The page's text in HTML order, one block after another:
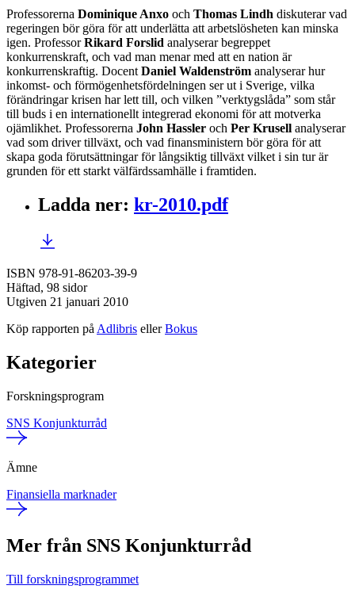
Professorerna Dominique Anxo och Thomas Lindh diskuterar vad
regeringen bör göra för att underlätta att arbetslösheten kan minska
igen. ProfessorRikard Forslid analyserar begreppet
konkurrenskraft, och vad man menar med att en nation är
konkurrenskraftig. DocentDaniel Waldenström analyserar hur
inkomst- och förmögenhetsfördelningen ser ut i Sverige, vilka
förändringar krisen har lett till, och vilken ”verktygslåda” som står
till buds i en internationellt integrerad ekonomi för att motverka
ojämlikhet. Professorerna John Hassler och Per Krusell analyserar
vad som driver tillväxt, och vad finansministern bör göra för att
skapa goda förutsättningar för långsiktig tillväxt vilket i sin tur är
grunden för ett starkt välfärdssamhälle i framtiden.
Ladda ner: kr-2010.pdf
ISBN 978-91-86203-39-9
Häftad, 98 sidor
Utgiven 21 januari 2010
Köp rapporten på Adlibris ellerBokus
Kategorier
Forskningsprogram
SNS Konjunkturråd
Ämne
Finansiella marknader
Mer från SNS Konjunkturråd
Till forskningsprogrammet